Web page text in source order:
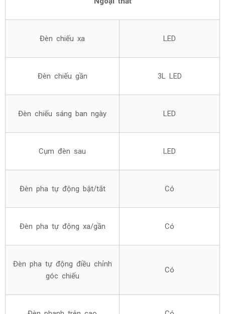
Đèn chiếu xa LED
Đèn chiếu gần 3L LED
Đèn chiếu sáng ban ngày LED
Cụm đèn sau LED
Đèn pha tự động bật/tắt Có
Đèn pha tự động xa/gần Có
Đèn pha tự động điều chỉnh
góc chiếu
Có